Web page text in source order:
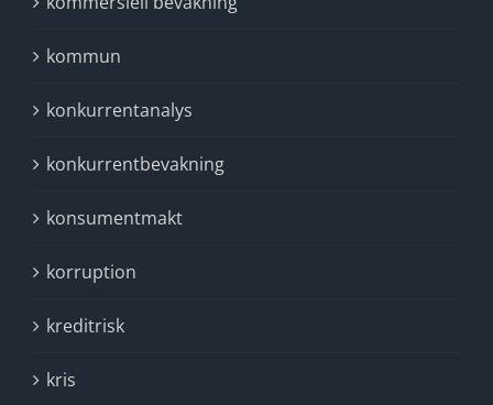
kommun
konkurrentanalys
konkurrentbevakning
konsumentmakt
korruption
kreditrisk
kris